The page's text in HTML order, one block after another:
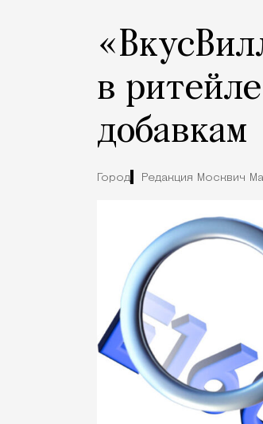
в
добавкам
Город Редакция Москвич